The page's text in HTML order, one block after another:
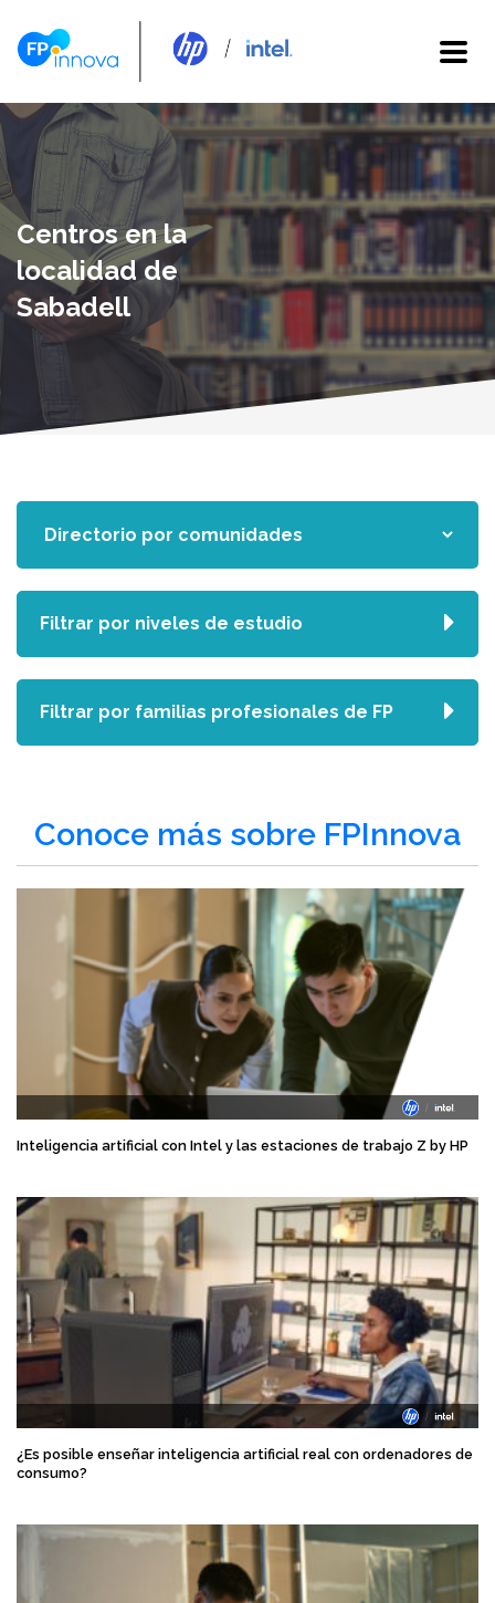
Centros en la
localidad de
Sabadell
Conoce más sobre FPInnova
Inteligencia artificial con Intel y las estaciones de trabajo Z by HP
¿Es posible enseñar inteligencia artificial real con ordenadores de
consumo?
Filtrar por niveles de estudio
Filtrar por familias profesionales de FP